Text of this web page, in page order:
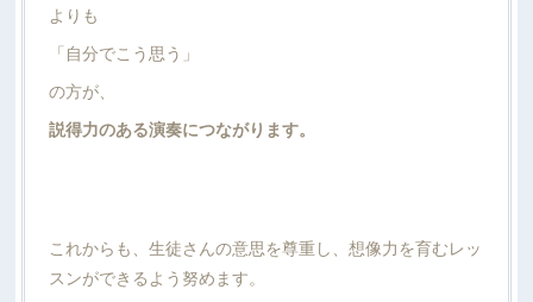
よりも
「自分でこう思う」
の方が、
説得力のある演奏につながります。
これからも、生徒さんの意思を尊重し、想像力を育むレッ
スンができるよう努めます。